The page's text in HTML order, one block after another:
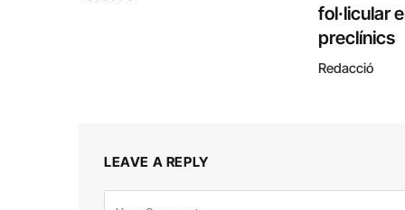
fol·licular
preclínics
Redacció
LEAVE A REPLY